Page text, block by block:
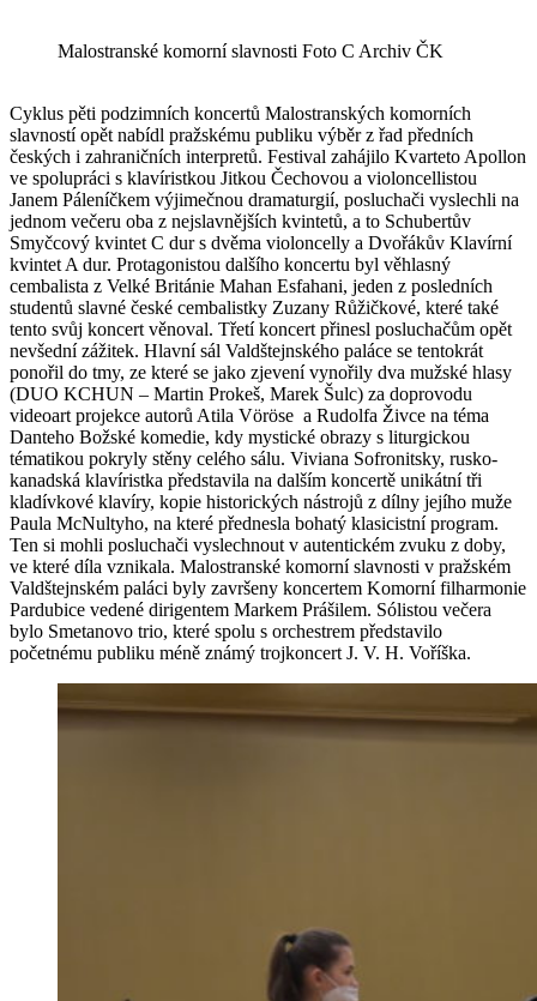
Malostranské komorní slavnosti Foto C Archiv ČK
Cyklus pěti podzimních koncertů Malostranských komorních
slavností opět nabídl pražskému publiku výběr z řad předních
českých i zahraničních interpretů. Festival zahájilo Kvarteto Apollon
ve spolupráci s klavíristkou Jitkou Čechovou a violoncellistou
Janem Páleníčkem výjimečnou dramaturgií, posluchači vyslechli na
jednom večeru oba z nejslavnějších kvintetů, a to Schubertův
Smyčcový kvintet C dur s dvěma violoncelly a Dvořákův Klavírní
kvintet A dur. Protagonistou dalšího koncertu byl věhlasný
cembalista z Velké Británie Mahan Esfahani, jeden z posledních
studentů slavné české cembalistky Zuzany Růžičkové, které také
tento svůj koncert věnoval. Třetí koncert přinesl posluchačům opět
nevšední zážitek. Hlavní sál Valdštejnského paláce se tentokrát
ponořil do tmy, ze které se jako zjevení vynořily dva mužské hlasy
(DUO KCHUN – Martin Prokeš, Marek Šulc) za doprovodu
videoart projekce autorů Atila Vöröse a Rudolfa Živce na téma
Danteho Božské komedie, kdy mystické obrazy s liturgickou
tématikou pokryly stěny celého sálu. Viviana Sofronitsky, rusko-
kanadská klavíristka představila na dalším koncertě unikátní tři
kladívkové klavíry, kopie historických nástrojů z dílny jejího muže
Paula McNultyho, na které přednesla bohatý klasicistní program.
Ten si mohli posluchači vyslechnout v autentickém zvuku z doby,
ve které díla vznikala. Malostranské komorní slavnosti v pražském
Valdštejnském paláci byly završeny koncertem Komorní filharmonie
Pardubice vedené dirigentem Markem Prášilem. Sólistou večera
bylo Smetanovo trio, které spolu s orchestrem představilo
početnému publiku méně známý trojkoncert J. V. H. Voříška.